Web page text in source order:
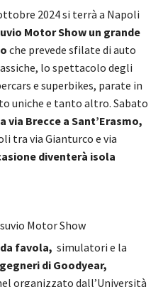
2024 si terrà a Napoli
Motor Show un grande
che prevede sfilate di auto
lo spettacolo degli
e superbikes, parate in
uniche e tanto altro. Sabato
a via Brecce a Sant’Erasmo,
tra via Gianturco e via
diventerà isola
Motor Show
favola, simulatori e la
di Goodyear,
organizzato dall’Università